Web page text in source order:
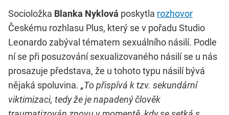
Socioložka Blanka Nyklová poskytla rozhovor
Českému rozhlasu Plus, který se v pořadu Studio
Leonardo zabýval tématem sexuálního násilí. Podle
ní se při posuzování sexualizovaného násilí se u nás
prosazuje představa, že u tohoto typu násilí bývá
nějaká spoluvina. „To přispívá k tzv. sekundární
viktimizaci, tedy že je napadený člověk